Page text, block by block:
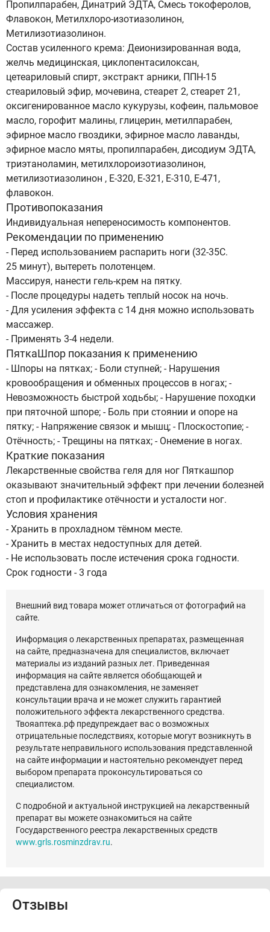
Пропилпарабен, Динатрий ЭДТА, Смесь токоферолов,
Флавокон, Метилхлоро-изотиазолинон,
Метилизотиазолинон.
Состав усиленного крема: Деионизированная вода,
желчь медицинская, циклопентасилоксан,
цетеариловый спирт, экстракт арники, ППН-15
стеариловый эфир, мочевина, стеарет 2, стеарет 21,
оксигенированное масло кукурузы, кофеин, пальмовое
масло, горофит малины, глицерин, метилпарабен,
эфирное масло гвоздики, эфирное масло лаванды,
эфирное масло мяты, пропилпарабен, дисодиум ЭДТА,
триэтаноламин, метилхлороизотиазолинон,
метилизотиазолинон , Е-320, Е-321, Е-310, Е-471,
флавокон.
Противопоказания
Индивидуальная непереносимость компонентов.
Рекомендации по применению
- Перед использованием распарить ноги (32-35С.
25 минут), вытереть полотенцем.
Массируя, нанести гель-крем на пятку.
- После процедуры надеть теплый носок на ночь.
- Для усиления эффекта с 14 дня можно использовать
массажер.
- Применять 3-4 недели.
ПяткаШпор показания к применению
- Шпоры на пятках; - Боли ступней; - Нарушения
кровообращения и обменных процессов в ногах; -
Невозможность быстрой ходьбы; - Нарушение походки
при пяточной шпоре; - Боль при стоянии и опоре на
пятку; - Напряжение связок и мышц; - Плоскостопие; -
Отёчность; - Трещины на пятках; - Онемение в ногах.
Краткие показания
Лекарственные свойства геля для ног Пяткашпор
оказывают значительный эффект при лечении болезней
стоп и профилактике отёчности и усталости ног.
Условия хранения
- Хранить в прохладном тёмном месте.
- Хранить в местах недоступных для детей.
- Не использовать после истечения срока годности.
Срок годности - 3 года
Внешний вид товара может отличаться от фотографий на
сайте.
Информация о лекарственных препаратах, размещенная
на сайте, предназначена для специалистов, включает
материалы из изданий разных лет. Приведенная
информация на сайте является обобщающей и
представлена для ознакомления, не заменяет
консультации врача и не может служить гарантией
положительного эффекта лекарственного средства.
Твояаптека.рф предупреждает вас о возможных
отрицательные последствиях, которые могут возникнуть в
результате неправильного использования представленной
на сайте информации и настоятельно рекомендует перед
выбором препарата проконсультироваться со
специалистом.
С подробной и актуальной инструкцией на лекарственный
препарат вы можете ознакомиться на сайте
Государственного реестра лекарственных средств
www.grls.rosminzdrav.ru.
Отзывы